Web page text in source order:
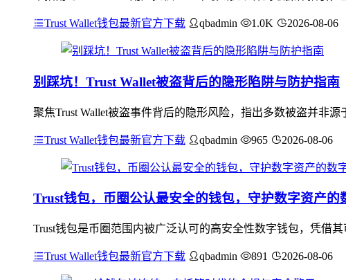
Trust Wallet钱包最新官方下载 qbadmin 1.0K 2026-08-06
别踩坑！Trust Wallet被盗背后的隐形陷阱与防护指南
聚焦Trust Wallet被盗事件背后的隐形风险，指出多数被盗并非
Trust Wallet钱包最新官方下载 qbadmin 965 2026-08-06
Trust钱包，币圈公认最安全的钱包，守护数字资产的
Trust钱包是币圈范围内被广泛认可的高安全性数字钱包，凭借
Trust Wallet钱包最新官方下载 qbadmin 891 2026-08-06